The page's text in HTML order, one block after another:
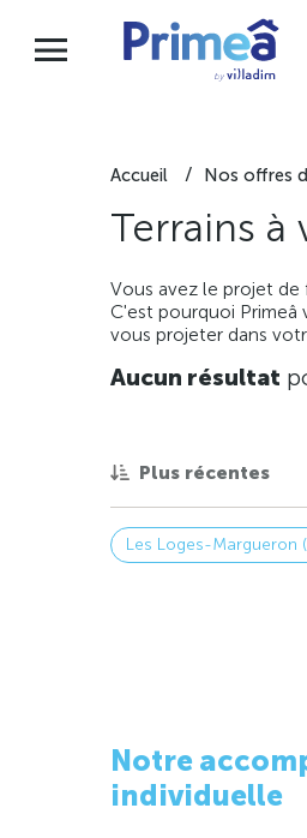
Accueil Nos offres
Terrains à
Vous avez le projet
C'est pourquoi Primeâ
vous projeter dans
Aucun résultat
Plus récentes
Les Loges-Margueron
Notre
individuelle